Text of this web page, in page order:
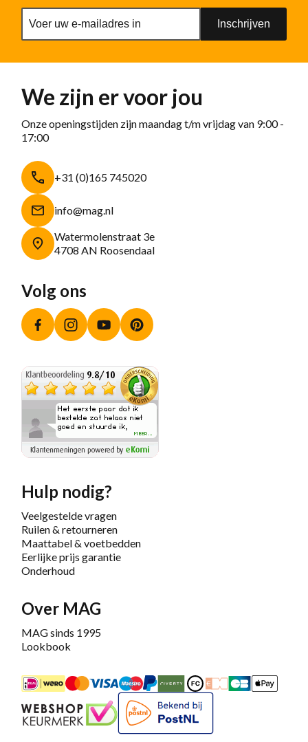
Inschrijven
We zijn er voor jou
Onze openingstijden zijn maandag t/m vrijdag van 9:00 -
17:00
+31 (0)165 745020
info@mag.nl
Watermolenstraat 3e
4708 AN Roosendaal
Volg ons
FacebookInstagramYouTube
Hulp nodig?
Veelgestelde vragen
Ruilen & retourneren
Maattabel & voetbedden
Eerlijke prijs garantie
Onderhoud
Over MAG
MAG sinds 1995
Lookbook
iDEALMastercardBancontact
Maestro
PayPalRiverty/Afterpay
FashionCheque
Overboeking
CarteApple
Keurmerk